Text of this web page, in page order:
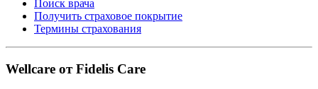
Поиск врача
Получить страховое покрытие
Термины страхования
Wellcare от Fidelis Care